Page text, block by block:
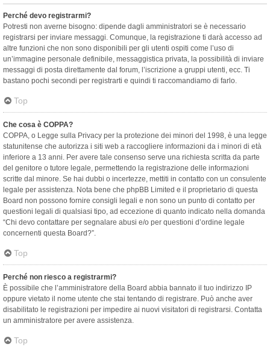
Perché devo registrarmi?
Potresti non averne bisogno: dipende dagli amministratori se è necessario
registrarsi per inviare messaggi. Comunque, la registrazione ti darà accesso ad
altre funzioni che non sono disponibili per gli utenti ospiti come l’uso di
un’immagine personale definibile, messaggistica privata, la possibilità di inviare
messaggi di posta direttamente dal forum, l’iscrizione a gruppi utenti, ecc. Ti
bastano pochi secondi per registrarti e quindi ti raccomandiamo di farlo.
Top
Che cosa è COPPA?
COPPA, o Legge sulla Privacy per la protezione dei minori del 1998, è una legge
statunitense che autorizza i siti web a raccogliere informazioni da i minori di età
inferiore a 13 anni. Per avere tale consenso serve una richiesta scritta da parte
del genitore o tutore legale, permettendo la registrazione delle informazioni
scritte dal minore. Se hai dubbi o incertezze, mettiti in contatto con un consulente
legale per assistenza. Nota bene che phpBB Limited e il proprietario di questa
Board non possono fornire consigli legali e non sono un punto di contatto per
questioni legali di qualsiasi tipo, ad eccezione di quanto indicato nella domanda
“Chi devo contattare per segnalare abusi e/o per questioni d’ordine legale
concernenti questa Board?”.
Top
Perché non riesco a registrarmi?
È possibile che l’amministratore della Board abbia bannato il tuo indirizzo IP
oppure vietato il nome utente che stai tentando di registrare. Può anche aver
disabilitato le registrazioni per impedire ai nuovi visitatori di registrarsi. Contatta
un amministratore per avere assistenza.
Top